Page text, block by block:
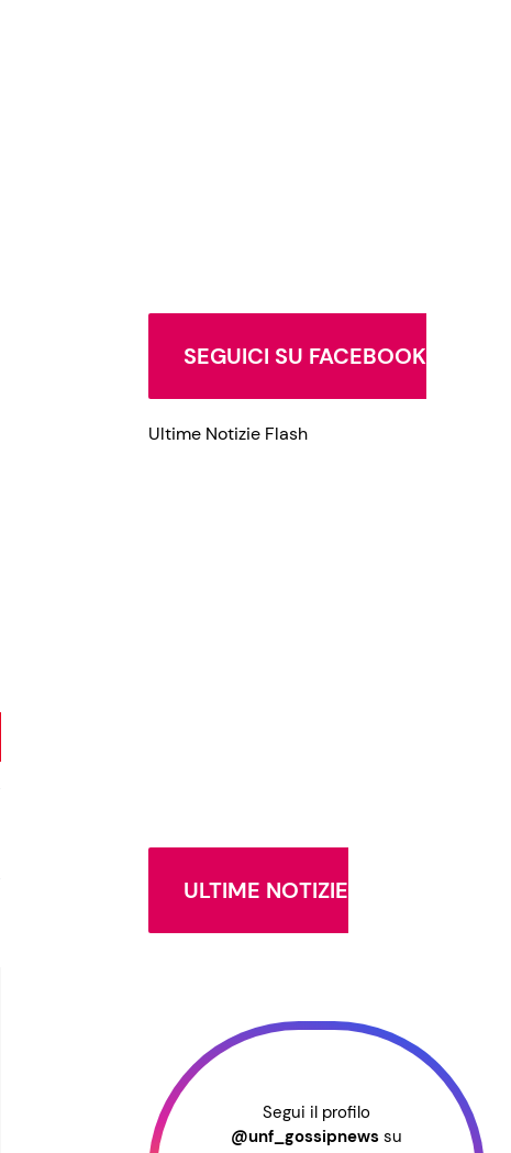
SEGUICI SU FACEBOOK
Ultime Notizie Flash
ULTIME NOTIZIE
Segui il profilo
@unf_gossipnews su